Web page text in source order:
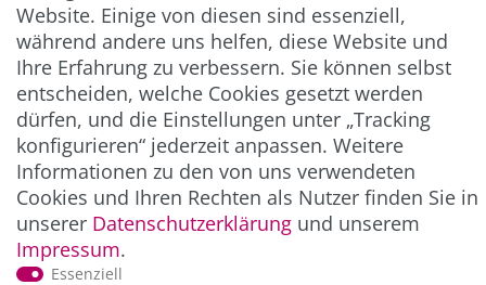
** Hierbei handelt es sich um ein Pflichtfeld.
ZAHLUNG & VERSAND
Website. Einige von diesen sind essenziell,
während andere uns helfen, diese Website und
Ihre Erfahrung zu verbessern. Sie können selbst
entscheiden, welche Cookies gesetzt werden
dürfen, und die Einstellungen unter „Tracking
konfigurieren“ jederzeit anpassen. Weitere
Informationen zu den von uns verwendeten
Cookies und Ihren Rechten als Nutzer finden Sie in
unserer Daten­schutz­erklärung und unserem
Impressum.
Essenziell